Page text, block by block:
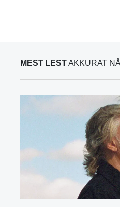
MEST LESTAKKURAT NÅ